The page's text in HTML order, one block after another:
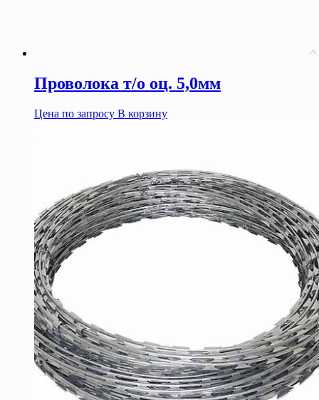
Проволока т/о оц. 5,0мм
Цена по запросу В корзину